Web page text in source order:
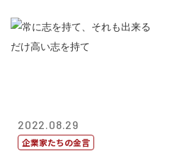
2022.08.29
企業家たちの金言